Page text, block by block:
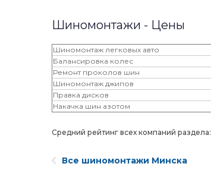
Шиномонтажи - Цены
Шиномонтаж легковых авто
Балансировка колес
Ремонт проколов шин
Шиномонтаж джипов
Правка дисков
Накачка шин азотом
Средний рейтинг всех компаний раздела:
Все шиномонтажи Минска